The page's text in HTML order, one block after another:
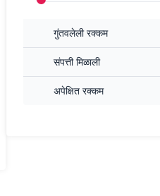
गुंतवलेली रक्कम
संपत्ती मिळाली
अपेक्षित रक्कम